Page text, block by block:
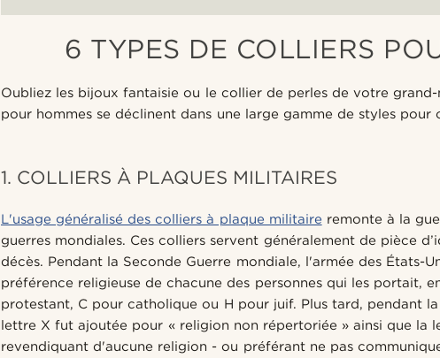
6 TYPES DE COLLIERS
Oubliez les bijoux fantaisie ou le collier de perles de votre
pour hommes se déclinent dans une large gamme de styles
1. COLLIERS À PLAQUES MILITAIRES
L'usage généralisé des colliers à plaque militaire remonte à la
guerres mondiales. Ces colliers servent généralement de pièce
décès. Pendant la Seconde Guerre mondiale, l'armée des États-
préférence religieuse de chacune des personnes qui les portait,
protestant, C pour catholique ou H pour juif. Plus tard, pendant
lettre X fut ajoutée pour « religion non répertoriée » ainsi que la
revendiquant d'aucune religion - ou préférant ne pas